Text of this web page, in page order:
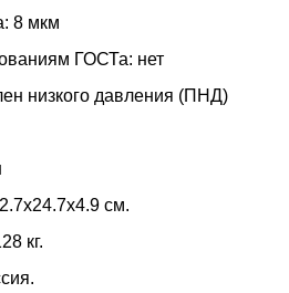
8 мкм
ГОСТа: нет
низкого давления (ПНД)
см.
кг.